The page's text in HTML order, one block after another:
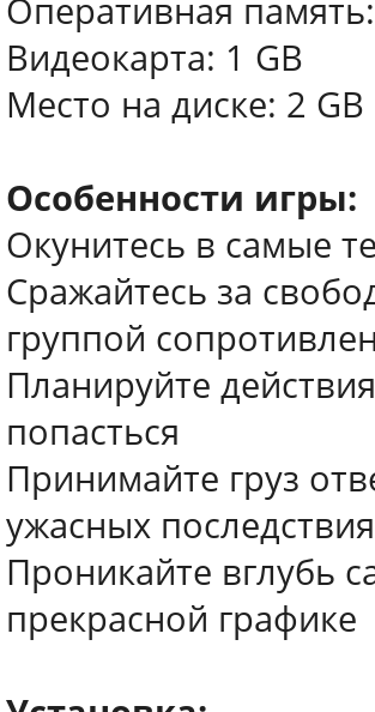
Оперативная
Видеокарта: 1 GB
Место на диске: 2 GB
Особенности игры:
Окунитесь в самые
Сражайтесь за
группой
Планируйте
попасться
Принимайте груз
ужасных
Проникайте вглубь
прекрасной графике